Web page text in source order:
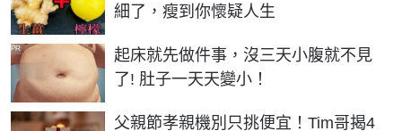
細了，瘦到你懷疑人生
起床就先做件事，沒三天小腹就不見
了! 肚子一天天變小！
PR
父親節孝親機別只挑便宜！Tim哥揭4